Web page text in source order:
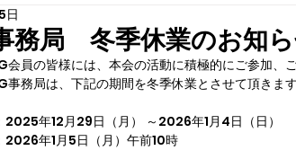
2023年ニュース 2023年イベント
2027年イベント
務局 冬季休業のお知
日
会員の皆様には、本会の活動に積極的にご参加、
事務局は、下記の期間を冬季休業とさせて頂きます
年12月29日（月） ～2026年1月4日（日）
年1月5日（月）午前10時